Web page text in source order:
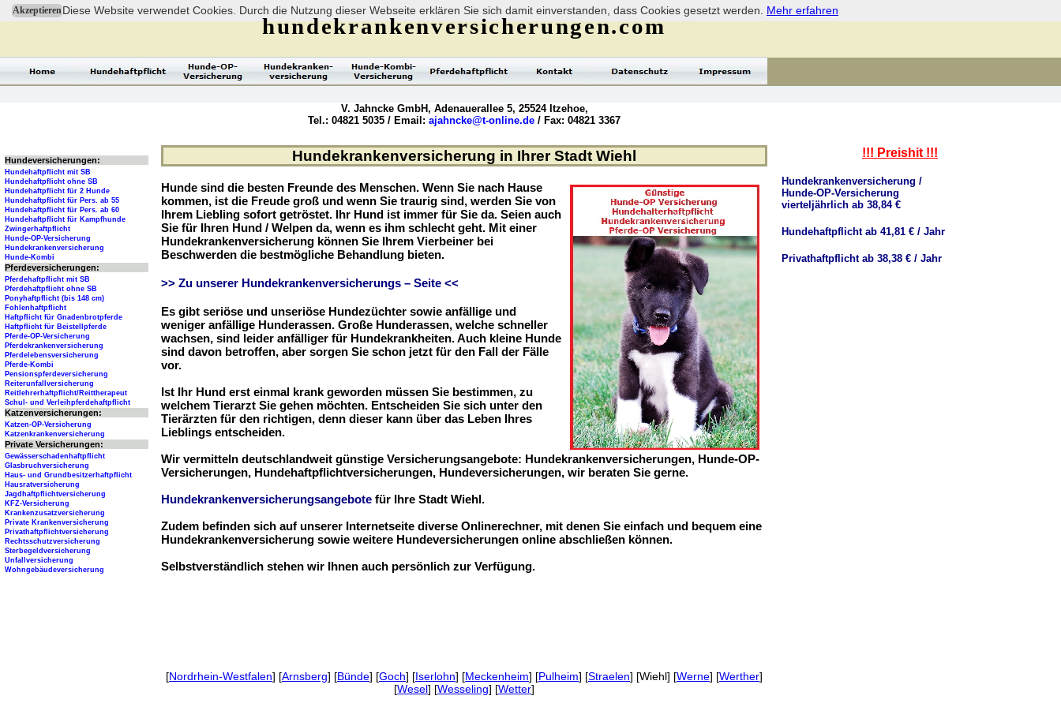
AkzeptierenDiese Website verwendet Cookies. Durch die Nutzung dieser Webseite erklären Sie sich damit einverstanden, dass Cookies gesetzt werden. Mehr erfahren
Hundekrankenversicherung in Ihrer Stadt Wiehl
Hunde sind die besten Freunde des Menschen. Wenn Sie nach Hause
kommen, ist die Freude groß und wenn Sie traurig sind, werden Sie von
Ihrem Liebling sofort getröstet. Ihr Hund ist immer für Sie da. Seien auch
Sie für Ihren Hund / Welpen da, wenn es ihm schlecht geht. Mit einer
Hundekrankenversicherung können Sie Ihrem Vierbeiner bei
Beschwerden die bestmögliche Behandlung bieten.
>> Zu unserer Hundekrankenversicherungs – Seite <<
Es gibt seriöse und unseriöse Hundezüchter sowie anfällige und
weniger anfällige Hunderassen. Große Hunderassen, welche schneller
wachsen, sind leider anfälliger für Hundekrankheiten. Auch kleine Hunde
sind davon betroffen, aber sorgen Sie schon jetzt für den Fall der Fälle
vor.
Ist Ihr Hund erst einmal krank geworden müssen Sie bestimmen, zu
welchem Tierarzt Sie gehen möchten. Entscheiden Sie sich unter den
Tierärzten für den richtigen, denn dieser kann über das Leben Ihres
Lieblings entscheiden.
Wir vermitteln deutschlandweit günstige Versicherungsangebote: Hundekrankenversicherungen, Hunde-OP-
Versicherungen, Hundehaftpflichtversicherungen, Hundeversicherungen, wir beraten Sie gerne.
Hundekrankenversicherungsangebote für Ihre Stadt Wiehl.
Zudem befinden sich auf unserer Internetseite diverse Onlinerechner, mit denen Sie einfach und bequem eine
Hundekrankenversicherung sowie weitere Hundeversicherungen online abschließen können.
Selbstverständlich stehen wir Ihnen auch persönlich zur Verfügung.
Hundeversicherungen:
Hundehaftpflicht mit SB
Hundehaftpflicht ohne SB
Hundehaftpflicht für 2 Hunde
Hundehaftpflicht für Pers. ab 55
Hundehaftpflicht für Pers. ab 60
Hundehaftpflicht für Kampfhunde
Zwingerhaftpflicht
Hunde-OP-Versicherung
Hundekrankenversicherung
Hunde-Kombi
Pferdeversicherungen:
Pferdehaftpflicht mit SB
Pferdehaftpflicht ohne SB
Ponyhaftpflicht (bis 148 cm)
Fohlenhaftpflicht
Haftpflicht für Gnadenbrotpferde
Haftpflicht für Beistellpferde
Pferde-OP-Versicherung
Pferdekrankenversicherung
Pferdelebensversicherung
Pferde-Kombi
Pensionspferdeversicherung
Reiterunfallversicherung
Reitlehrerhaftpflicht/Reittherapeut
Schul- und Verleihpferdehaftpflicht
Katzenversicherungen:
Katzen-OP-Versicherung
Katzenkrankenversicherung
Private Versicherungen:
Gewässerschadenhaftpflicht
Glasbruchversicherung
Haus- und Grundbesitzerhaftpflicht
Hausratversicherung
Jagdhaftpflichtversicherung
KFZ-Versicherung
Krankenzusatzversicherung
Private Krankenversicherung
Privathaftpflichtversicherung
Rechtsschutzversicherung
Sterbegeldversicherung
Unfallversicherung
Wohngebäudeversicherung
hundekrankenversicherungen.com
V. Jahncke GmbH, Adenauerallee 5, 25524 Itzehoe,
Tel.: 04821 5035 / Email: ajahncke@t-online.de / Fax: 04821 3367
!!! Preishit !!!
Hundekrankenversicherung /
Hunde-OP-Versicherung
vierteljährlich ab 38,84 €
Hundehaftpflicht ab 41,81 € / Jahr
Privathaftpflicht ab 38,38 € / Jahr
[Nordrhein-Westfalen] [Arnsberg] [Bünde] [Goch] [Iserlohn] [Meckenheim] [Pulheim] [Straelen] [Wiehl] [Werne] [Werther]
[Wesel] [Wesseling] [Wetter]